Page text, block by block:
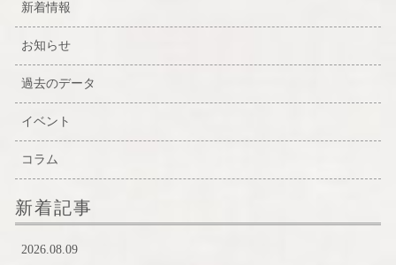
新着情報
お知らせ
過去のデータ
イベント
コラム
新着記事
2026.08.09